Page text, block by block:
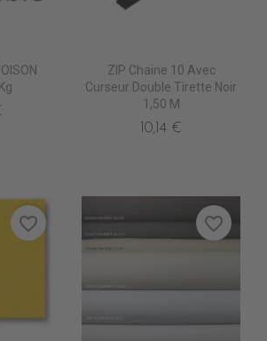
ZIP Chaine 10 Avec
Curseur Double Tirette Noir
1,50 M
10,14 €
favorite_border favorite_border